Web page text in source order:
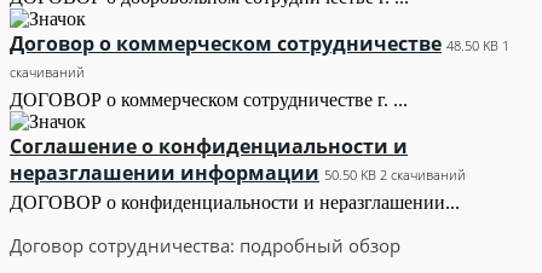
Договор о коммерческом сотрудничестве 48.50 KB 1
скачиваний
ДОГОВОР о коммерческом сотрудничестве г. ...
Соглашение о конфиденциальности и
неразглашении информации 50.50 KB 2 скачиваний
ДОГОВОР о конфиденциальности и неразглашении...
Договор сотрудничества: подробный обзор